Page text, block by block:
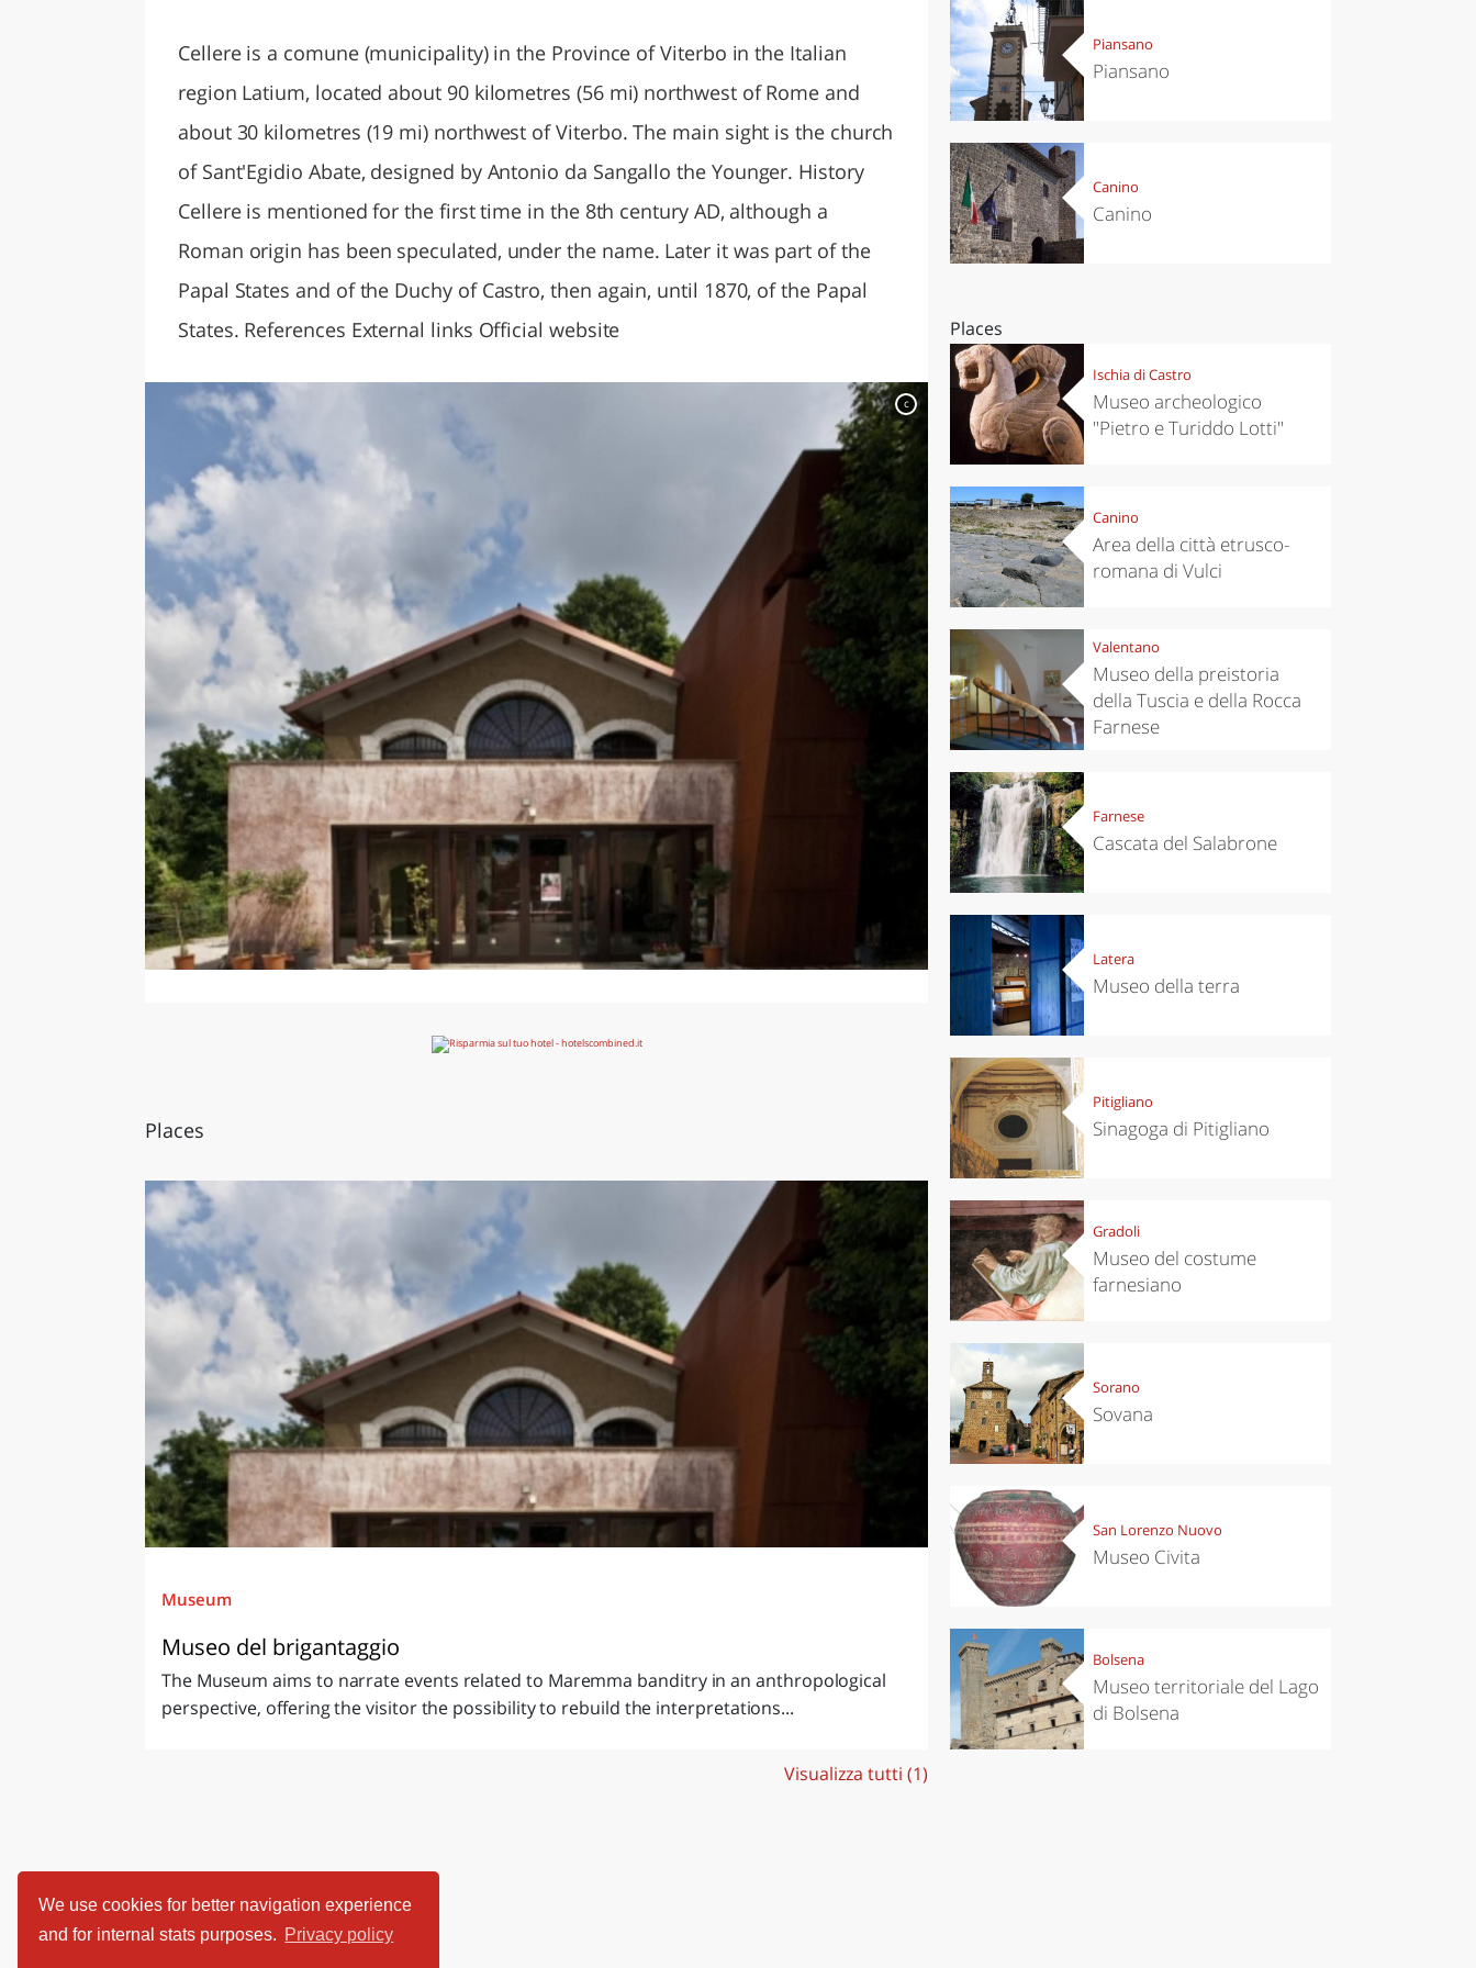
We use cookies for better navigation experience
and for internal stats purposes. Privacy policy
Cellere is a comune (municipality) in the Province of Viterbo in the Italian
region Latium, located about 90 kilometres (56 mi) northwest of Rome and
about 30 kilometres (19 mi) northwest of Viterbo. The main sight is the church
of Sant'Egidio Abate, designed by Antonio da Sangallo the Younger. History
Cellere is mentioned for the first time in the 8th century AD, although a
Roman origin has been speculated, under the name. Later it was part of the
Papal States and of the Duchy of Castro, then again, until 1870, of the Papal
States. References External links Official website
c
Places
Museum
Museo del brigantaggio
The Museum aims to narrate events related to Maremma banditry in an anthropological
perspective, offering the visitor the possibility to rebuild the interpretations...
Visualizza tutti (1)
Piansano
Piansano
Canino
Canino
Places
Ischia di Castro
Museo archeologico
"Pietro e Turiddo Lotti"
Canino
Area della città etrusco-
romana di Vulci
Valentano
Museo della preistoria
della Tuscia e della Rocca
Farnese
Farnese
Cascata del Salabrone
Latera
Museo della terra
Pitigliano
Sinagoga di Pitigliano
Gradoli
Museo del costume
farnesiano
Sorano
Sovana
San Lorenzo Nuovo
Museo Civita
Bolsena
Museo territoriale del Lago
di Bolsena